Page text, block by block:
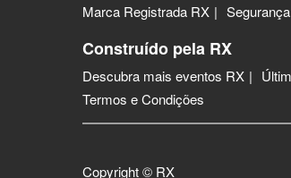
Marca Registrada RX
Construído pela RX
Descubra mais eventos RX
Termos e Condições
Copyright © RX